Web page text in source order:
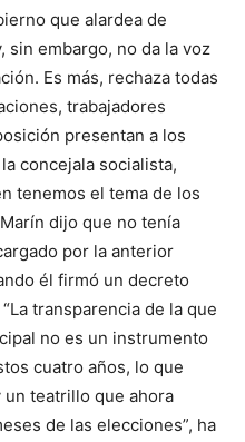
que alardea de
embargo, no da la voz
Es más, rechaza todas
trabajadores
presentan a los
concejala socialista,
tenemos el tema de los
dijo que no tenía
por la anterior
él firmó un decreto
transparencia de la que
no es un instrumento
cuatro años, lo que
un teatrillo que ahora
de las elecciones”, ha